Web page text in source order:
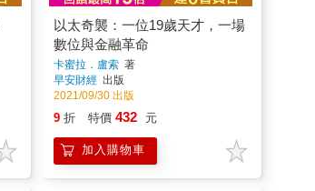
以太奇襲：一位19歲天才，一場
數位與金融革命
卡蜜拉．盧索著
早安財經 出版
2021/09/30 出版
9 折 特價 432 元
加入購物車